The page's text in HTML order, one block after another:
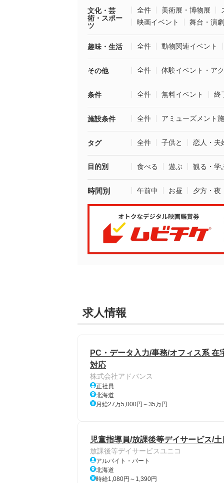
文化・芸
術・スポー
ツ
全件 美術展・博物展
映画イベント
舞台・演劇
趣味・生活 全件 動物関連イベント
その他 全件 体験イベント・ア
条件 全件 無料イベント 終
施設条件 全件 アミューズメント
タグ 全件 子供と 恋人・夫
目的別 食べる 遊ぶ 観る・学
時間別 午前中 お昼 夕方・夜
求人情報
PC・データ入力/事務/オフィス系
対応
株式会社アドバンス
正社員
北海道
月給27万5,000円～35万円
児童指導員/放課後等デイサービス/
放課後等デイサービスユニコ
アルバイト・パート
北海道
時給1,080円～1,390円